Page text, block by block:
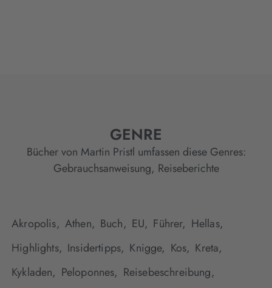
GENRE
Bücher von Martin Pristl umfassen diese Genres:
Gebrauchsanweisung, Reiseberichte
Akropolis, Athen, Buch, EU, Führer, Hellas,
Highlights, Insidertipps, Knigge, Kos, Kreta,
Kykladen, Peloponnes, Reisebeschreibung,